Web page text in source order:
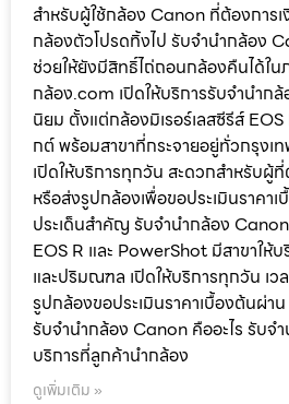
สำหรับผู้ใช้กล้อง Canon ที่ต้องการ
กล้องตัวโปรดทิ้งไป รับจำนำกล้อง
ช่วยให้ยังมีสิทธิ์ไถ่ถอนกล้องคืนได้ใน
กล้อง.com เปิดให้บริการรับจำนำก
นิยม ตั้งแต่กล้องมิเรอร์เลสซีรีส์
กต์ พร้อมสาขาที่กระจายอยู่ทั่วกรุง
เปิดให้บริการทุกวัน สะดวกสำหรับผู้
หรือส่งรูปกล้องเพื่อขอประเมินราคา
ประเด็นสำคัญ รับจำนำกล้อง
EOS R และ PowerShot มีสาขาให้
และปริมณฑล เปิดให้บริการทุกวัน เว
รูปกล้องขอประเมินราคาเบื้องต้นผ่า
รับจำนำกล้อง Canon คืออะไร รับจ
บริการที่ลูกค้านำกล้อง
ดูเพิ่มเติม »